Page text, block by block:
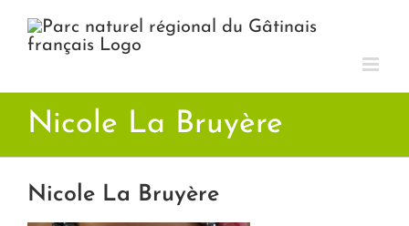
contenu
Nicole La Bruyère
Nicole La Bruyère